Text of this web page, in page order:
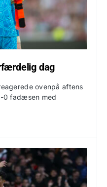
dag
ovenpå aftens
0 fadæsen med